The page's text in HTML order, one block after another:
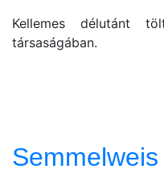
Kellemes délutánt
társaságában.